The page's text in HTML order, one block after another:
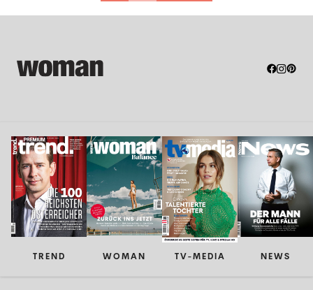
TREND WOMAN TV-MEDIA NEWS